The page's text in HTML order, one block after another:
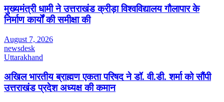
मुख्यमंत्री धामी ने उत्तराखंड क्रीड़ा विश्वविद्यालय गौलापार के
निर्माण कार्यों की समीक्षा की
August 7, 2026
newsdesk
Uttarakhand
अखिल भारतीय ब्राह्मण एकता परिषद ने डॉ. वी.डी. शर्मा को सौंपी
उत्तराखंड प्रदेश अध्यक्ष की कमान